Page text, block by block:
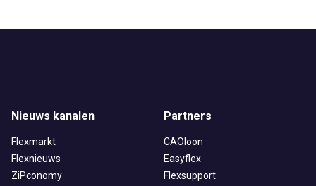
Nieuws kanalen
Flexmarkt
Flexnieuws
ZiPconomy
Partners
CAOloon
Easyflex
Flexsupport